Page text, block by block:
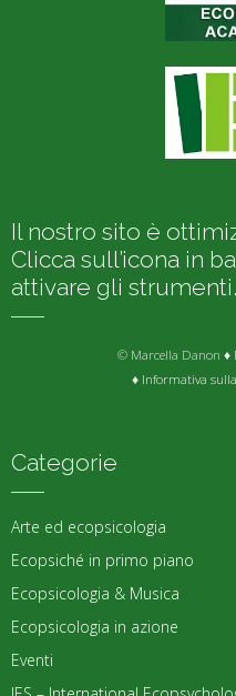
Il nostro sito è
Clicca sull’icona in
attivare gli strumenti.
© Marcella Danon
♦ Informativa
Categorie
Arte ed ecopsicologia
Ecopsiché in primo piano
Ecopsicologia & Musica
Ecopsicologia in azione
Eventi